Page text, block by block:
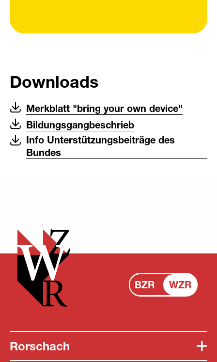
Downloads
Merkblatt "bring your own device"
Bildungsgangbeschrieb
Info Unterstützungsbeiträge des
Bundes
BZR WZR
Rorschach